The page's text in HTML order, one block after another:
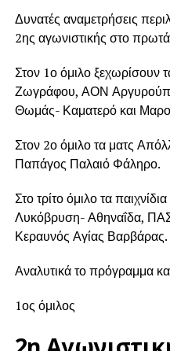
Δυνατές αναμετρήσεις
2ης αγωνιστικής στο
Στον 1ο όμιλο ξεχωρίσουν
Ζωγράφου, ΑΟΝ
Θωμάς- Καματερό και
Στον 2ο όμιλο τα ματς
Παπάγος Παλαιό Φάληρο.
Στο τρίτο όμιλο τα
Λυκόβρυση- Αθηναΐδα,
Κεραυνός Αγίας Βαρβάρας.
Αναλυτικά το πρόγραμμα
1ος όμιλος